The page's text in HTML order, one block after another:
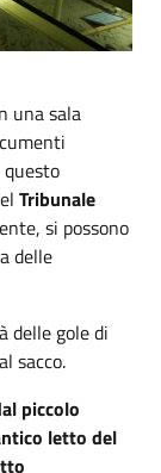
una sala
Tribunale
si possono
delle
delle gole di
sacco.
piccolo
letto del